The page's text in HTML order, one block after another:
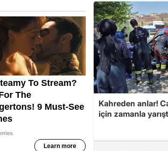
Kahreden anlar!
için zamanla